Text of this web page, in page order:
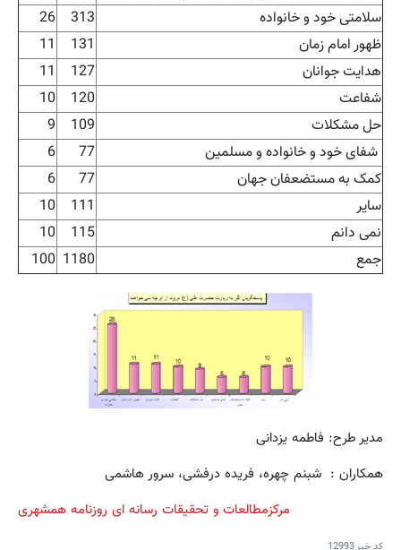
سلامتی خود و خانواده
313
26
ظهور امام زمان
131
11
هدایت جوانان
127
11
شفاعت
120
10
حل مشکلات
109
9
شفای خود و خانواده و مسلمین
77
6
کمک به مستضعفان جهان
77
6
سایر
111
10
نمی دانم
115
10
جمع
1180
100
مدیر طرح: فاطمه یزدانی
همکاران : شبنم چهره، فریده درفشی، سرور هاشمی
مرکزمطالعات و تحقیقات رسانه ای روزنامه همشهری
کد خبر 12993